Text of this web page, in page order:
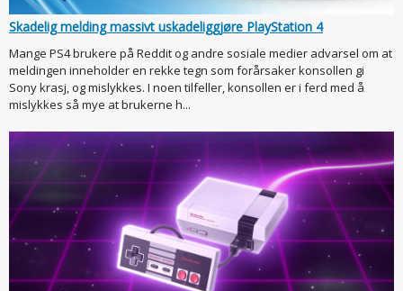
Skadelig melding massivt uskadeliggjøre PlayStation 4
Mange PS4 brukere på Reddit og andre sosiale medier advarsel om at
meldingen inneholder en rekke tegn som forårsaker konsollen gi
Sony krasj, og mislykkes. I noen tilfeller, konsollen er i ferd med å
mislykkes så mye at brukerne h...